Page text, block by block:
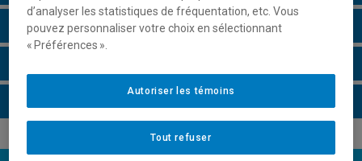
Horaire - Été 2026
d’analyser les statistiques de fréquentation, etc. Vous
pouvez personnaliser votre choix en sélectionnant
« Préférences ».
Tout refuser
Autoriser les témoins